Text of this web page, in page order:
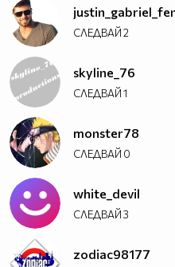
СЛЕДВАЙ2
skyline_76
СЛЕДВАЙ1
monster78
СЛЕДВАЙ 0
white_devil
СЛЕДВАЙ3
zodiac98177